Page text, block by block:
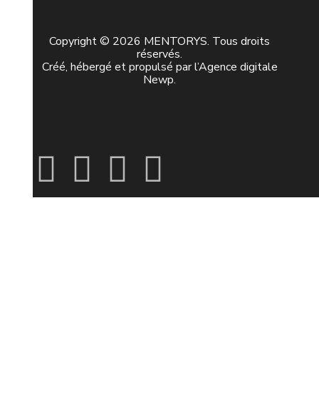
Copyright © 2026 MENTORYS. Tous droits
réservés.
Créé, hébergé et propulsé par l’Agence digitale
Newp.